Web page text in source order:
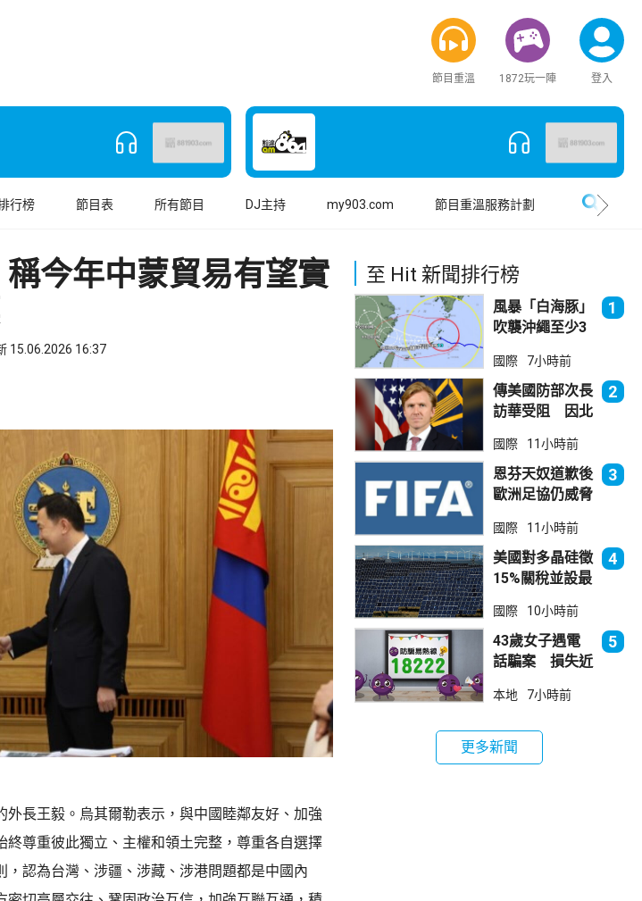
節目重溫 1872玩一陣 登入
行榜 節目表 所有節目 DJ主持 my903.com 節目重溫服務計劃
今年中蒙貿易有望實
15.06.2026 16:37
長王毅。烏其爾勒表示，與中國睦鄰友好、加強
尊重彼此獨立、主權和領土完整，尊重各自選擇
認為台灣、涉疆、涉藏、涉港問題都是中國內
至 Hit 新聞排行榜
風暴「白海豚」
吹襲沖繩至少3
取消
1
國際 7小時前
傳美國防部次長
訪華受阻 因北
售
2
國際 11小時前
恩芬天奴道歉後
歐洲足協仍威脅
事
3
國際 11小時前
美國對多晶硅徵
15%關稅並設最
克：中國無法再
傾銷
4
國際 10小時前
43歲女子遇電
話騙案 損失近
5
本地 7小時前
更多新聞